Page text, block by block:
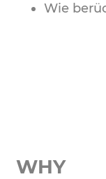
Wie
WHY